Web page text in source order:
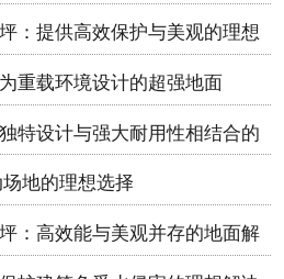
：提供高效保护与美观的理想
重载环境设计的超强地面
特设计与强大耐用性相结合的
地的理想选择
：高效能与美观并存的地面解